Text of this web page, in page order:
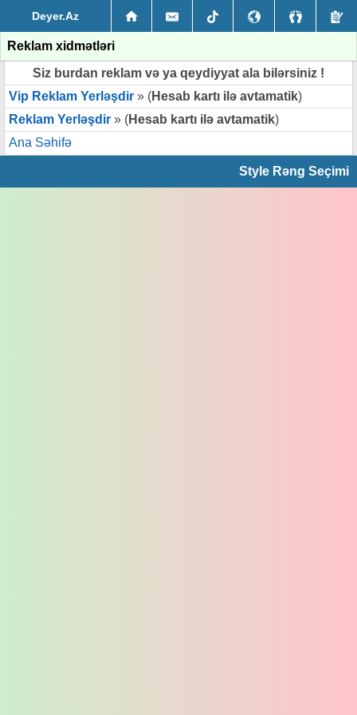
Deyer.Az
Reklam xidmətləri
Siz burdan reklam və ya qeydiyyat ala bilərsiniz !
Vip Reklam Yerləşdir » (Hesab kartı ilə avtamatik)
Reklam Yerləşdir » (Hesab kartı ilə avtamatik)
Ana Səhifə
Style Rəng Seçimi